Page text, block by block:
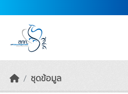
ชุดข้อมูล